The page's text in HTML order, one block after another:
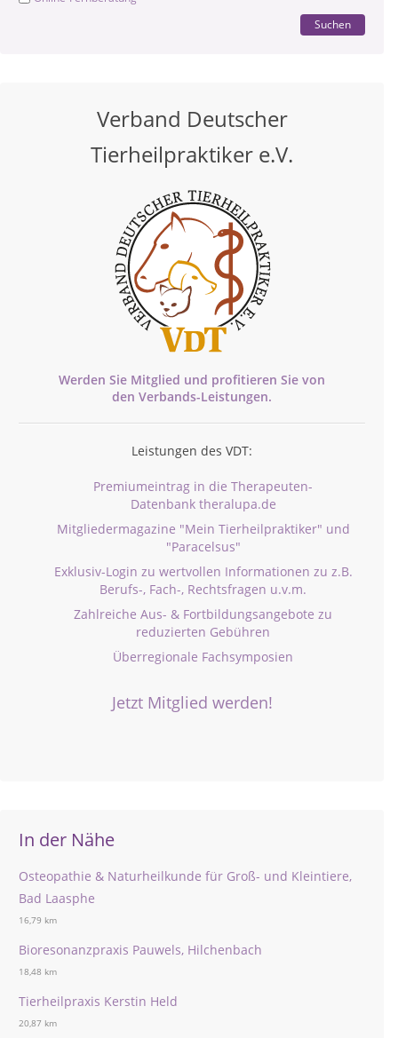
Suchen
Verband Deutscher
Tierheilpraktiker e.V.
Werden Sie Mitglied und profitieren Sie von
den Verbands-Leistungen.
Leistungen des VDT:
Premiumeintrag in die Therapeuten-
Datenbank theralupa.de
Mitgliedermagazine "Mein Tierheilpraktiker" und
"Paracelsus"
Exklusiv-Login zu wertvollen Informationen zu z.B.
Berufs-, Fach-, Rechtsfragen u.v.m.
Zahlreiche Aus- & Fortbildungsangebote zu
reduzierten Gebühren
Überregionale Fachsymposien
Jetzt Mitglied werden!
In der Nähe
Osteopathie & Naturheilkunde für Groß- und Kleintiere,
Bad Laasphe
16,79 km
Bioresonanzpraxis Pauwels, Hilchenbach
18,48 km
Tierheilpraxis Kerstin Held
20,87 km